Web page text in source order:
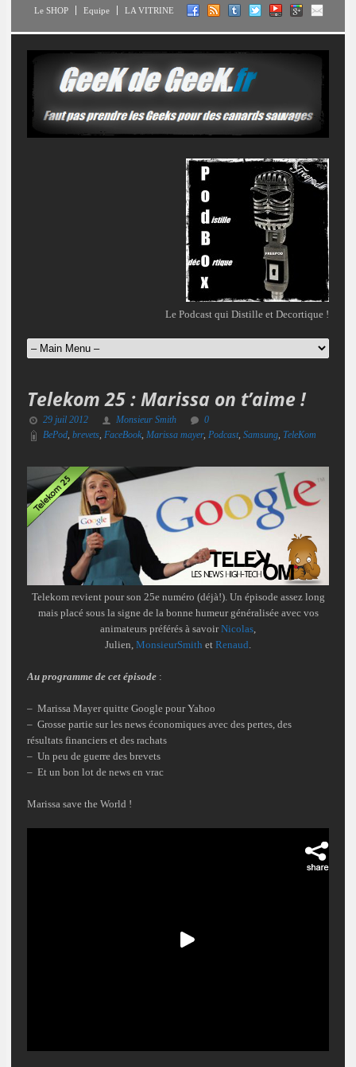
Le SHOP Equipe LA VITRINE
Le Podcast qui Distille et Decortique !
Telekom 25 : Marissa on t’aime !
29 juil 2012 Monsieur Smith
0
BePod, brevets, FaceBook, Marissa mayer, Podcast, Samsung, TeleKom
Telekom revient pour son 25e numéro (déjà!). Un épisode assez long
mais placé sous la signe de la bonne humeur généralisée avec vos
animateurs préférés à savoirNicolas
Julien, MonsieurSmith et Renaud
Au programme de cet épisode :
– Marissa Mayer quitte Google pour Yahoo
– Grosse partie sur les news économiques avec des pertes, des
résultats financiers et des rachats
– Un peu de guerre des brevets
– Et un bon lot de news en vrac
Marissa save the World !